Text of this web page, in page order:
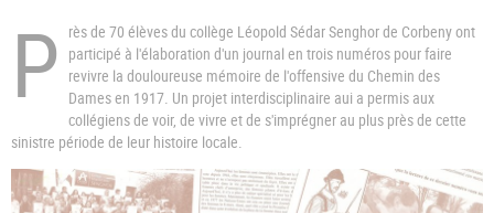
P
rès de 70 élèves du collège Léopold Sédar Senghor de Corbeny ont
participé à l'élaboration d'un journal en trois numéros pour faire
revivre la douloureuse mémoire de l'offensive du Chemin des
Dames en 1917. Un projet interdisciplinaire aui a permis aux
collégiens de voir, de vivre et de s'imprégner au plus près de cette
sinistre période de leur histoire locale.